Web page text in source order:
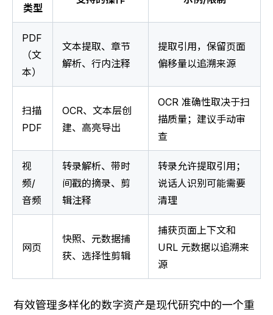
类型
PDF
（文
本）
文本提取、章节
解析、行内注释
提取引用，保留页面
偏移量以追溯来源
扫描
PDF
OCR、文本层创
建、高亮导出
OCR 准确性取决于扫
描质量；建议手动审
查
视
频/
音频
转录解析、带时
间戳的摘录、剪
辑注释
转录允许提取引用；
说话人识别可能需要
清理
网页
快照、元数据捕
获、选择性剪辑
捕获页面上下文和
URL 元数据以追溯来
源
有效管理多样化的数字资产是现代研究中的一个重